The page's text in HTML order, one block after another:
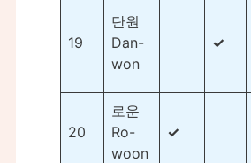
19
단원
Dan-
won
✓
20
로운
Ro-
woon
✓